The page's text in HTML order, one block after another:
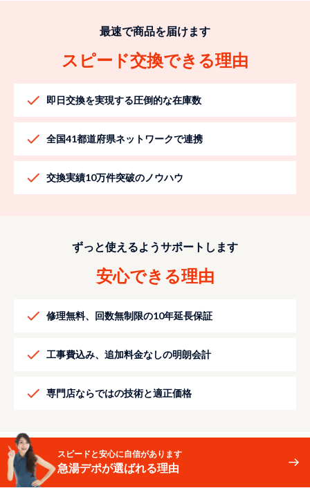
最速で商品を届けます
スピード交換できる理由
即日交換を実現する圧倒的な在庫数
全国41都道府県ネットワークで連携
交換実績10万件突破のノウハウ
ずっと使えるようサポートします
安心できる理由
修理無料、回数無制限の10年延長保証
工事費込み、追加料金なしの明朗会計
専門店ならではの技術と適正価格
スピードと安心に自信があります
急湯デポが選ばれる理由